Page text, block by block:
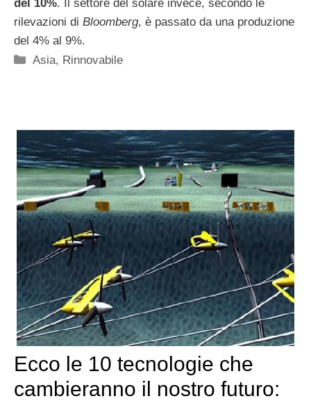
del 10%. Il settore del solare invece, secondo le
rilevazioni di Bloomberg, è passato da una produzione
del 4% al 9%.
Categorie
Asia, Rinnovabile
Ecco le 10 tecnologie che
cambieranno il nostro futuro: